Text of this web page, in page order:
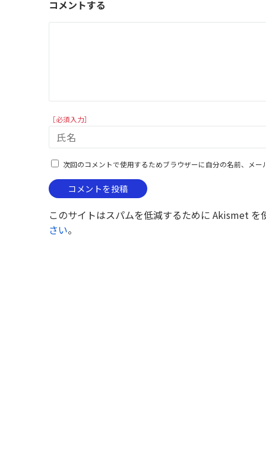
コメントする
［必須入力］
次回のコメントで使用するためブラウザーに自分の名前、メ
このサイトはスパムを低減するために Akismet を
さい。